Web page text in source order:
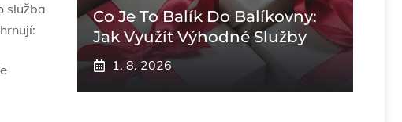
služba
Co Je To Balík Do Balíkovny:
Jak Využít Výhodné Služby
1. 8. 2026